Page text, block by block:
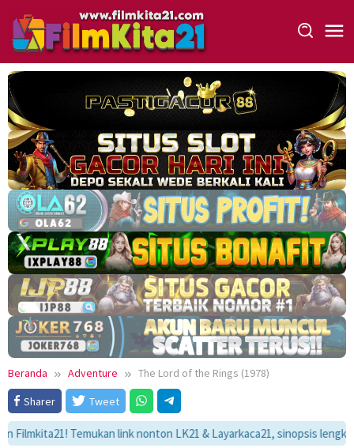
konten
Beranda Adventure
The Lord of the Rings (1978)
Sharer
Tweet
Temukan link nonton LK21 & Layarkaca21, sinopsis